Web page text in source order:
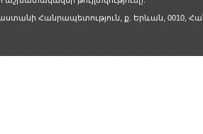
Հանրապետություն, ք. Երևան, 0010,